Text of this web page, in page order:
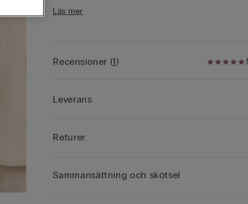
• Sprund i ryggen
Läs mer
Recensioner (1)
Leverans
Returer
Sammansättning och skötsel